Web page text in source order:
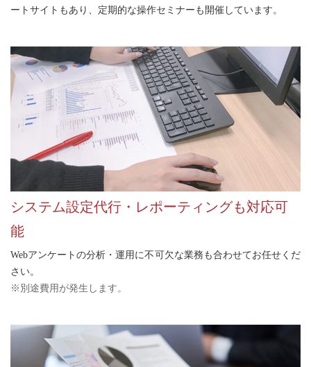
ートサイトもあり、定期的な操作セミナーも開催しています。
システム設定代行・レポーティングも対応可
能
Webアンケートの分析・運用に不可欠な業務も合わせてお任せくだ
さい。
※別途費用が発生します。